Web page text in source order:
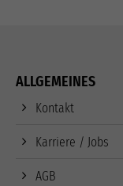
ALLGEMEINES
Kontakt
Karriere / Jobs
AGB